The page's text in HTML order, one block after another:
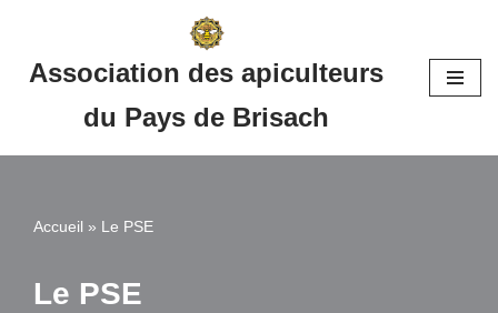
Aller
Association des apiculteurs
du Pays de Brisach
Accueil » Le PSE
Le PSE